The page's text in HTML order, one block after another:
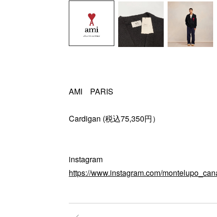
AMI PARIS
Cardigan (税込75,350円）
instagram
https://www.instagram.com/